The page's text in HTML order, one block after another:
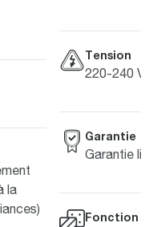
la
Tension
220-240
Garantie
Garantie
Fonction